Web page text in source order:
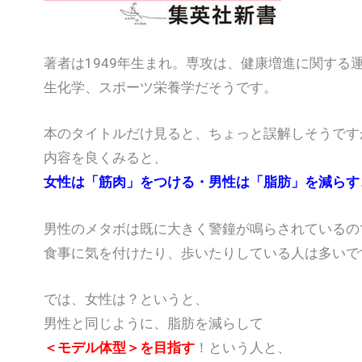
著者は1949年生まれ。専攻は、健康増進に関する
生化学、スポーツ栄養学だそうです。
本のタイトルだけ見ると、ちょっと誤解しそうです
内容を良くみると、
女性は「筋肉」をつける・男性は「脂肪」を減らす
男性のメタボは既に大きく警鐘が鳴らされているの
食事に気を付けたり、歩いたりしている人は多いで
では、女性は？というと、
男性と同じように、脂肪を減らして
＜モデル体型＞を目指す ！という人と、